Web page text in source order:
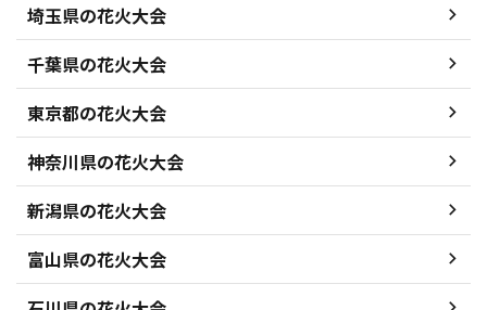
埼玉県の花火大会
千葉県の花火大会
東京都の花火大会
神奈川県の花火大会
新潟県の花火大会
富山県の花火大会